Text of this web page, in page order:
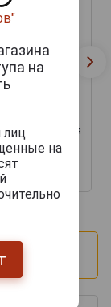
коробка для
Дуб на 3
руб.
на
на